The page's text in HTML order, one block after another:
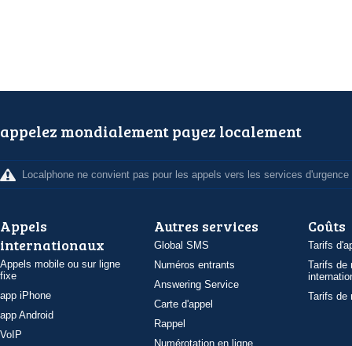
appelez mondialement payez localement
Localphone ne convient pas pour les appels vers les services d'urgence
Appels
internationaux
Appels mobile ou sur ligne
fixe
app iPhone
app Android
VoIP
Autres services
Global SMS
Numéros entrants
Answering Service
Carte d'appel
Rappel
Numérotation en ligne
Coûts
Tarifs
Tarifs de
Tarifs de